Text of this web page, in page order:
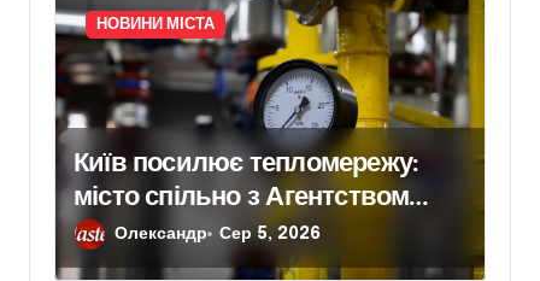
НОВИНИ МІСТА
Київ посилює тепломережу:
місто спільно з Агентством
відновлення законтрактували
резервні потужності понад 1,5
Олександр Сер 5, 2026